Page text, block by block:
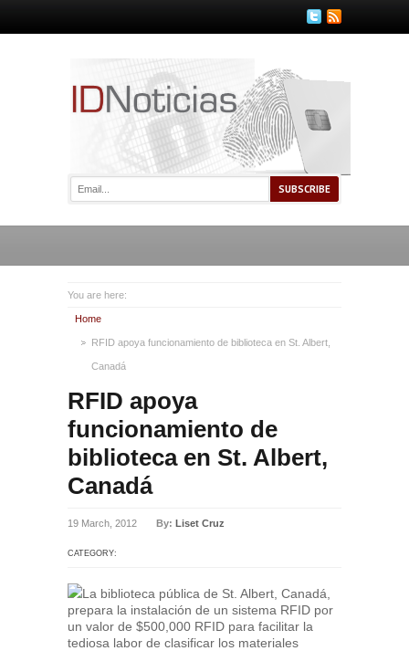
You are here:
Home
RFID apoya funcionamiento de biblioteca en St. Albert,
Canadá
RFID apoya
funcionamiento de
biblioteca en St. Albert,
Canadá
19 March, 2012 By: Liset Cruz
CATEGORY:
La biblioteca pública de St. Albert, Canadá,
prepara la instalación de un sistema RFID por
un valor de $500,000 RFID para facilitar la
tediosa labor de clasificar los materiales